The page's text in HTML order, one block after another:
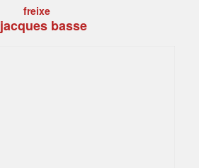
freixe
jacques basse